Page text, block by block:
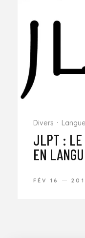
Divers
JLPT : LE
EN
FÉV 16